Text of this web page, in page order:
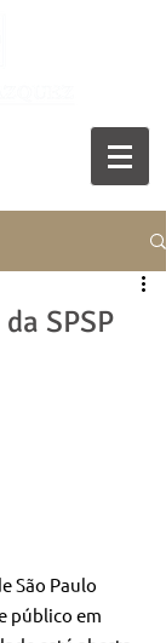
SPSP
São Paulo
público em